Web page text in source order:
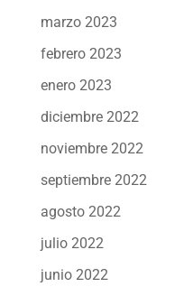
marzo 2023
febrero 2023
enero 2023
diciembre 2022
noviembre 2022
septiembre 2022
agosto 2022
julio 2022
junio 2022